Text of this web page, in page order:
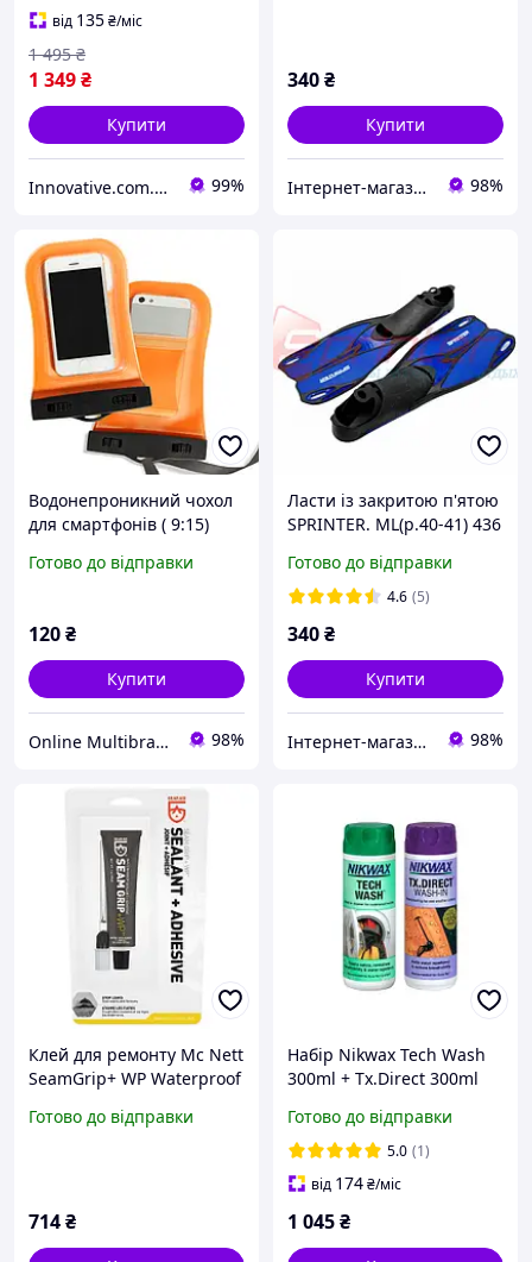
від 135₴/міс
1 349₴
1 495 ₴
Купити
Innovative.com.ua - Інтернет-магазин 99%
340₴
Купити
Інтернет-магазин спорттоварів "SprinterSport" 98%
Водонепроникний чохол
для смартфонів ( 9:15)
Готово до відправки
120₴
Купити
Online Multibrand Store 98%
Ласти із закритою п'ятою
SPRINTER. ML(р.40-41) 436
Готово до відправки
4.6 (5)
340₴
Купити
Інтернет-магазин спорттоварів "SprinterSport" 98%
Клей для ремонту Mc Nett
SeamGrip+ WP Waterproof
Готово до відправки
714₴
Набір Nikwax Tech Wash
300ml + Tx.Direct 300ml
Готово до відправки
5.0 (1)
від 174₴/міс
1 045₴